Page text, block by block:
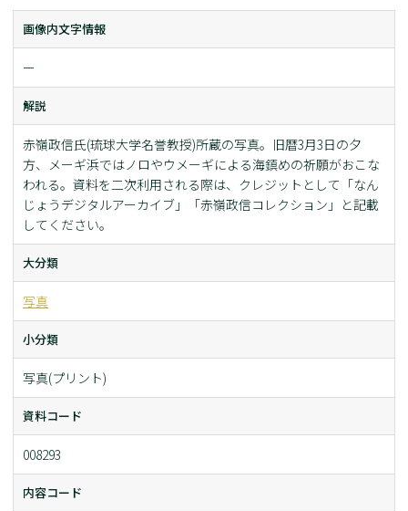
画像内文字情報
ー
解説
赤嶺政信氏(琉球大学名誉教授)所蔵の写真。旧暦3月3日の夕
方、メーギ浜ではノロやウメーギによる海鎮めの祈願がおこな
われる。資料を二次利用される際は、クレジットとして「なん
じょうデジタルアーカイブ」「赤嶺政信コレクション」と記載
してください。
大分類
写真
小分類
写真(プリント)
資料コード
008293
内容コード